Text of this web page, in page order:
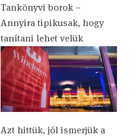
Tankönyvi borok –
Annyira tipikusak, hogy
tanítani lehet velük
Azt hittük, jól ismerjük a